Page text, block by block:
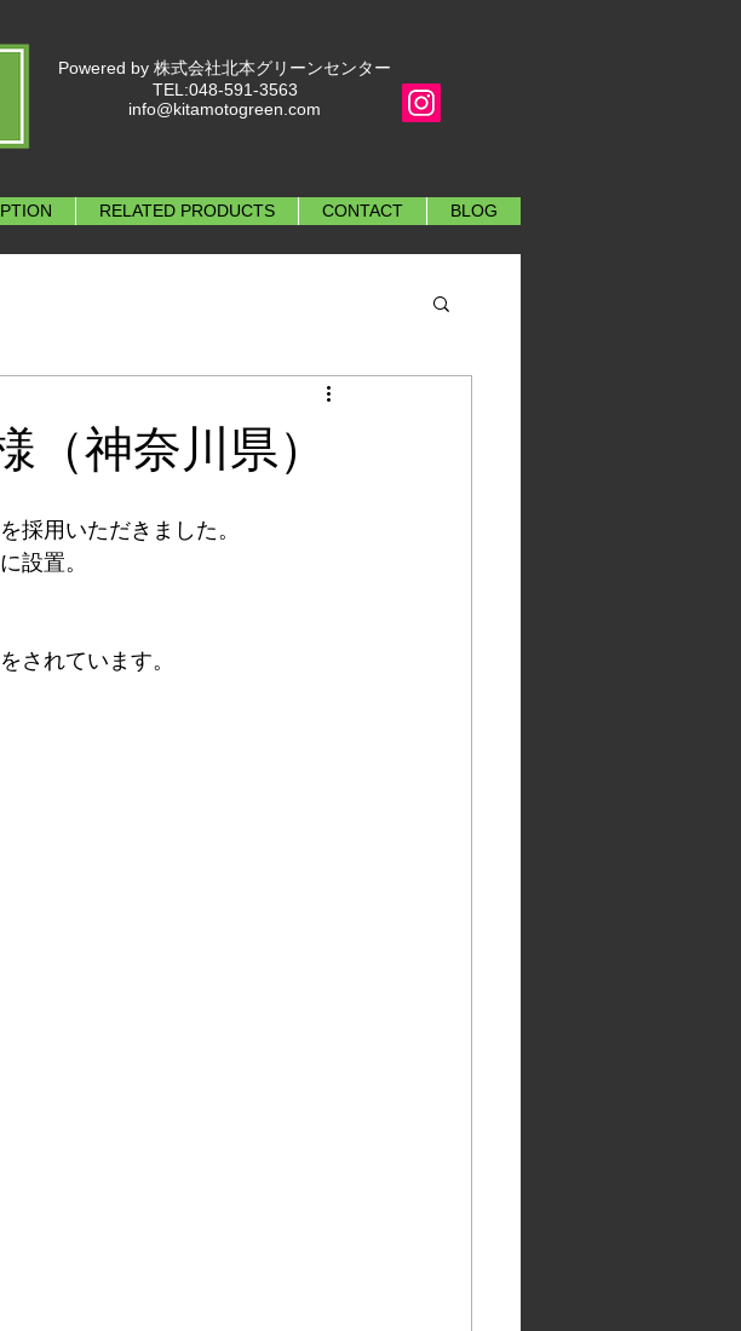
Powered by 株式会社北本グリーンセンター
TEL:048-591-3563
info@kitamotogreen.com
RELATED PRODUCTS CONTACT BLOG
（神奈川県）
採用いただきました。
設置。
されています。